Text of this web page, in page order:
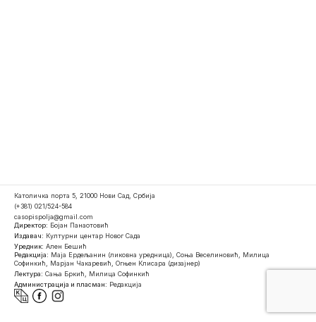
Католичка порта 5, 21000 Нови Сад, Србија
(+381) 021/524-584
casopispolja@gmail.com
Директор: Бојан Панаотовић
Издавач: Културни центар Новог Сада
Уредник: Ален Бешић
Редакција: Маја Ердељанин (ликовна уредница), Соња Веселиновић, Милица
Софинкић, Марјан Чакаревић, Огњен Клисара (дизајнер)
Лектура: Сања Бркић, Милица Софинкић
Администрација и пласман: Редакција